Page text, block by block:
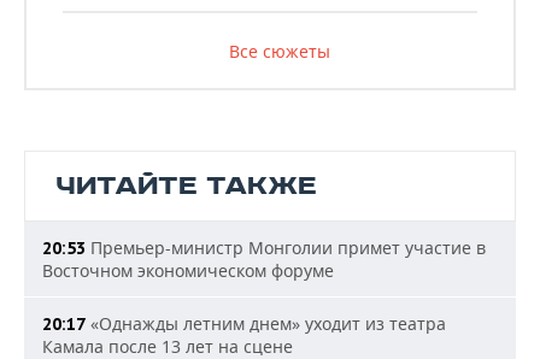
Все сюжеты
ЧИТАЙТЕ ТАКЖЕ
20:53 Премьер-министр Монголии примет участие в
Восточном экономическом форуме
20:17 «Однажды летним днем» уходит из театра
Камала после 13 лет на сцене